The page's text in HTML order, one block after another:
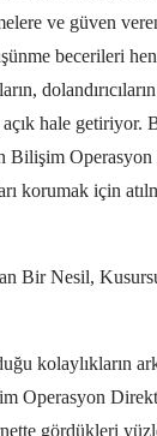
ve güven
becerileri
açık hale getiriyor.
Bilişim
korumak için
Bir Nesil,
kolaylıkların
Operasyon
gördükleri